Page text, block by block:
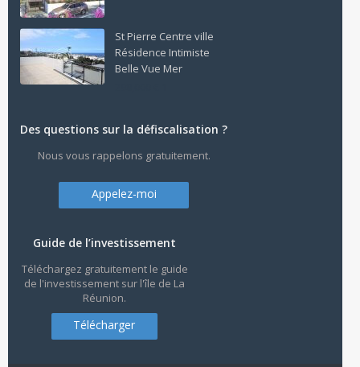
St Pierre Centre ville
Résidence Intimiste
Belle Vue Mer
Des questions sur la défiscalisation ?
Nous vous rappelons gratuitement.
Appelez-moi
Guide de l’investissement
Téléchargez gratuitement le guide
de l'investissement sur l'île de La
Réunion.
Télécharger